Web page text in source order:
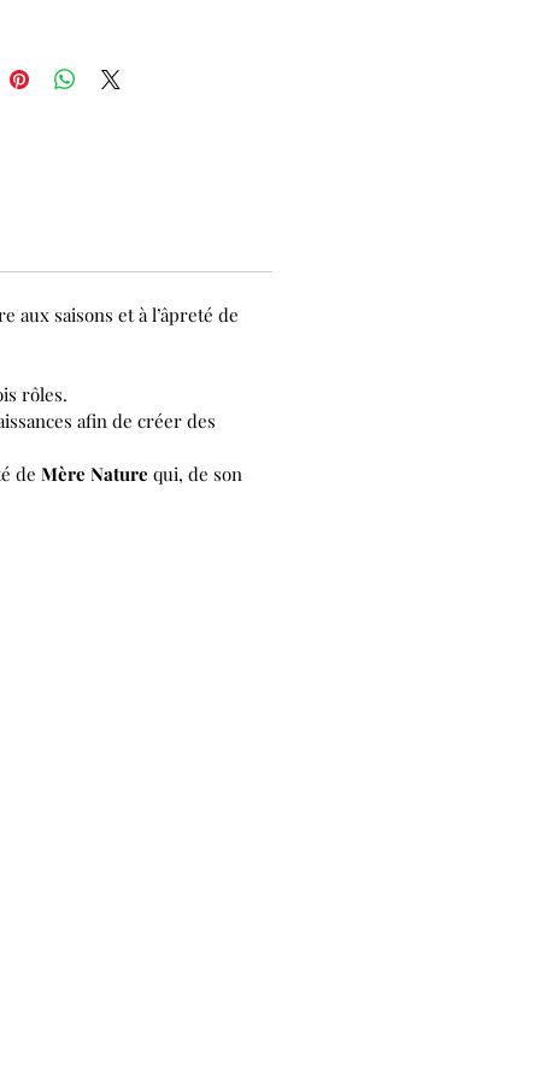
aux saisons et à l’âpreté de
rôles.
afin de créer des
de Mère Nature qui, de son